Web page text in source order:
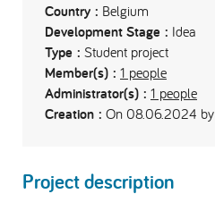
Country : Belgium
Development Stage : Idea
Type : Student project
Member(s) : 1 people
Administrator(s) : 1 people
Creation : On 08.06.2024 by
Project description